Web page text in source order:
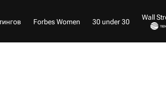
Forbes Women 30 under 30
Wall